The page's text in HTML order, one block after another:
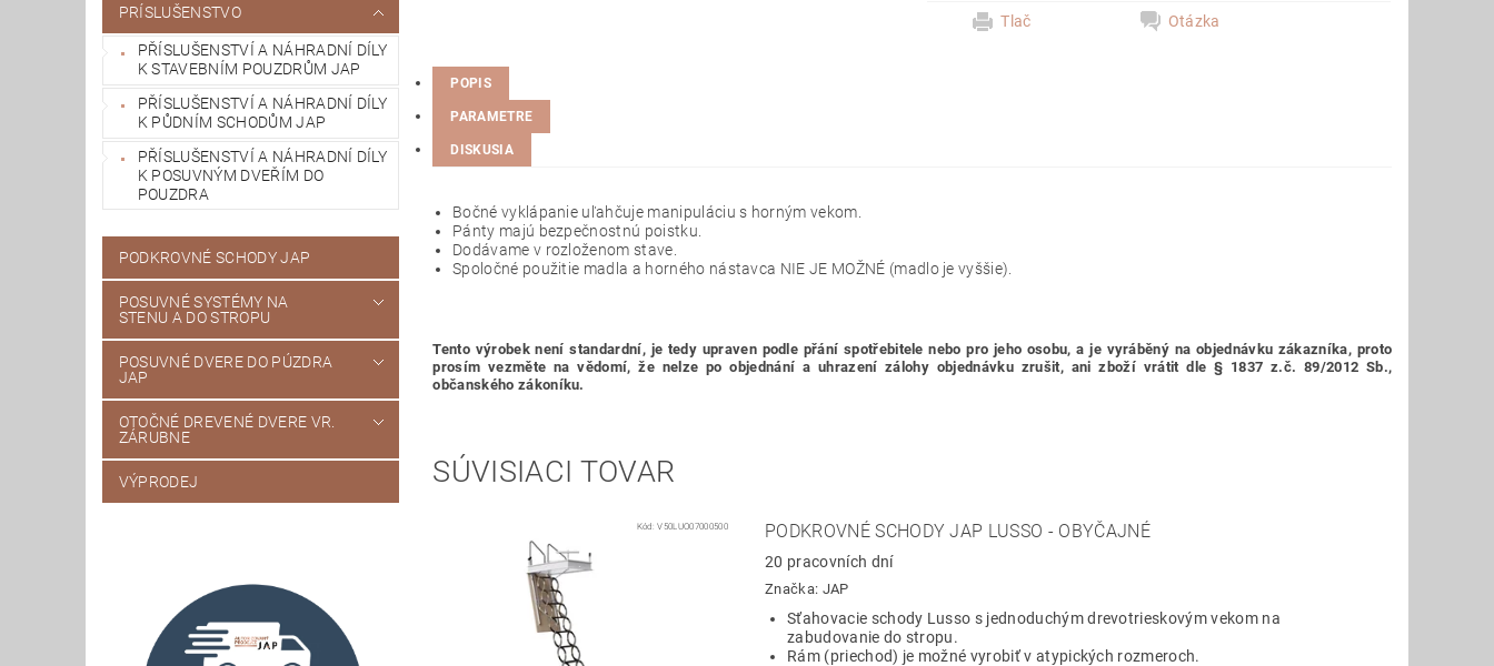
PRÍSLUŠENSTVO
PŘÍSLUŠENSTVÍ A NÁHRADNÍ DÍLY
K STAVEBNÍM POUZDRŮM JAP
PŘÍSLUŠENSTVÍ A NÁHRADNÍ DÍLY
K PŮDNÍM SCHODŮM JAP
PŘÍSLUŠENSTVÍ A NÁHRADNÍ DÍLY
K POSUVNÝM DVEŘÍM DO
POUZDRA
PODKROVNÉ SCHODY JAP
POSUVNÉ SYSTÉMY NA
STENU A DO STROPU
POSUVNÉ DVERE DO PÚZDRA
JAP
OTOČNÉ DREVENÉ DVERE VR.
ZÁRUBNE
VÝPRODEJ
Tlač
Otázka
POPIS
PARAMETRE
DISKUSIA
Bočné vyklápanie uľahčuje manipuláciu s horným vekom.
Pánty majú bezpečnostnú poistku.
Dodávame v rozloženom stave.
Spoločné použitie madla a horného nástavca NIE JE MOŽNÉ (madlo je vyššie).
Tento výrobek není standardní, je tedy upraven podle přání spotřebitele nebo pro jeho osobu, a je vyráběný na objednávku zákazníka, proto
prosím vezměte na vědomí, že nelze po objednání a uhrazení zálohy objednávku zrušit, ani zboží vrátit dle § 1837 z.č. 89/2012 Sb.,
občanského zákoníku.
SÚVISIACI TOVAR
Kód:V50LUO07000500 PODKROVNÉ SCHODY JAP LUSSO - OBYČAJNÉ
20 pracovních dní
Značka: JAP
Sťahovacie schody Lusso s jednoduchým drevotrieskovým vekom na
zabudovanie do stropu.
Rám (priechod) je možné vyrobiť v atypických rozmeroch.